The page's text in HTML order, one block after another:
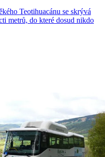
Teotihuacánu se skrývá
metrů, do které dosud nikdo